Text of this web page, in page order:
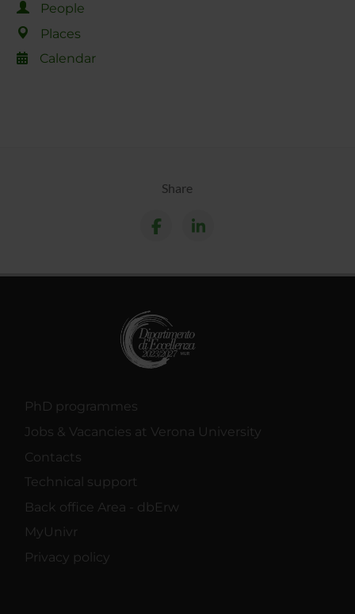
People
Places
Calendar
Share
PhD programmes
Jobs & Vacancies at Verona University
Contacts
Technical support
Back office Area - dbErw
MyUnivr
Privacy policy